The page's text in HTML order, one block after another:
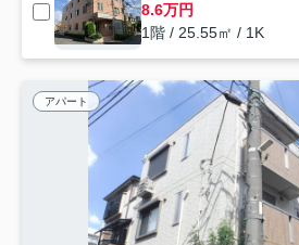
8.6万円
1階 / 25.55㎡ / 1K
アパート